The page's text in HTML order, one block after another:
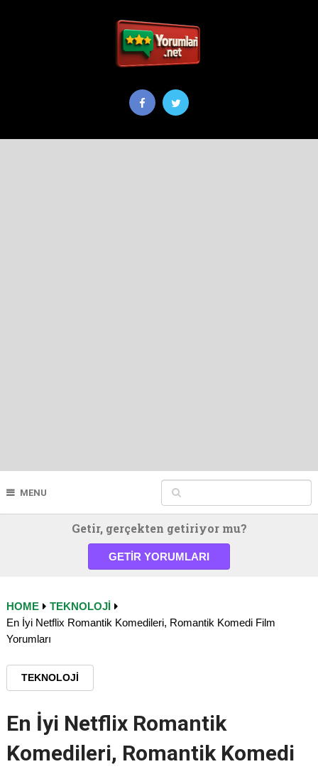
MENU
Getir, gerçekten getiriyor mu?
GETIR YORUMLARI
HOME
TEKNOLOJI
En İyi Netflix Romantik Komedileri, Romantik Komedi Film
Yorumları
TEKNOLOJI
En İyi Netflix Romantik
Komedileri, Romantik Komedi